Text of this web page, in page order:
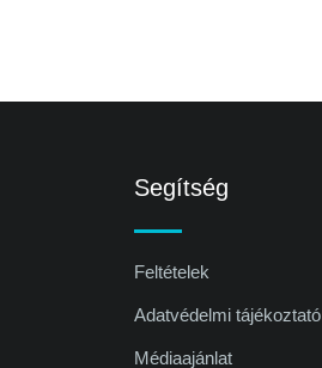
Segítség
Feltételek
Adatvédelmi tájékoztató
Médiaajánlat